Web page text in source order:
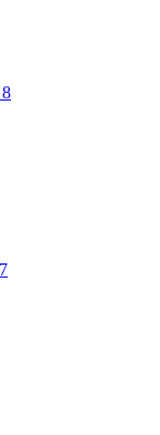
8
7